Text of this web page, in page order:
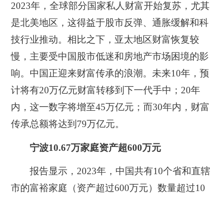
2023年，全球部分国家私人财富开始复苏，尤其
是北美地区，这得益于股市反弹、通胀缓解和科
技行业推动。相比之下，亚太地区财富恢复较
慢，主要受中国股市低迷和房地产市场困境的影
响。中国正迎来财富传承的浪潮。未来10年，预
计将有20万亿元财富转移到下一代手中；20年
内，这一数字将增至45万亿元；而30年内，财富
传承总额将达到79万亿元。
宁波10.67万家庭资产超600万元
报告显示，2023年，中国共有10个省和直辖
市的富裕家庭（资产超过600万元）数量超过10